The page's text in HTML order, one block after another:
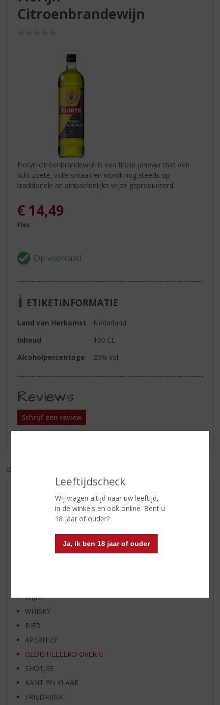
Leeftijdscheck
Wij vragen altijd naar uw leeftijd,
in de winkels en ook online. Bent u
18 jaar of ouder?
Ja, ik ben 18 jaar of ouder
Citroenbrandewijn
Floryn citroenbrandewijn is een frisse jenever met een
licht zoete, volle smaak en wordt nog steeds op
traditionele en ambachtelijke wijze geproduceerd.
€ 14,49
Fles
ETIKETINFORMATIE
Land van Herkomst
Nederland
Inhoud
100 CL
Alcoholpercentage
20% vol
Reviews
Schrijf een review
EXCL. BTW
AANBIEDINGEN
WIJN VAN DE MAAND
WHISKY VAN DE MAAND
RUM VAN DE MAAND
BIER VAN DE MAAND
WIJN
WHISKY
BIER
APERITIEF
GEDISTILLEERD OVERIG
SHOTJES
KANT EN KLAAR
FRISDRANK